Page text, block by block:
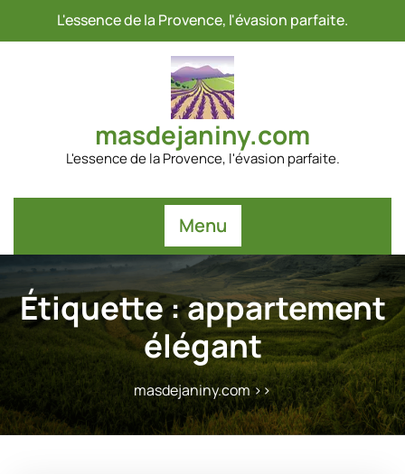
L'essence de la Provence, l'évasion parfaite.
masdejaniny.com
L'essence de la Provence, l'évasion parfaite.
Menu
Étiquette :appartement
élégant
masdejaniny.com>>